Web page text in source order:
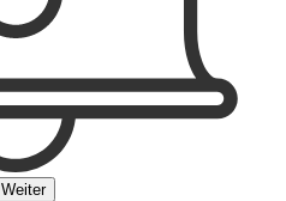
Weiter